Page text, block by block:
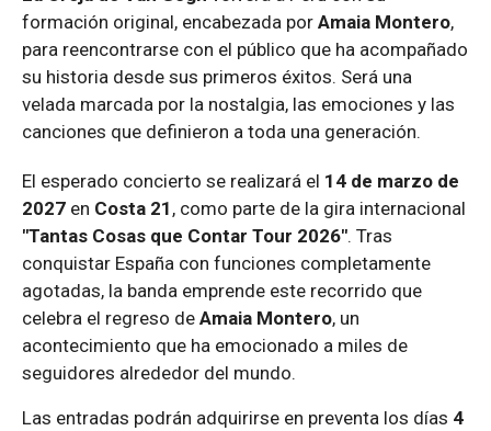
formación original, encabezada por Amaia Montero,
para reencontrarse con el público que ha acompañado
su historia desde sus primeros éxitos. Será una
velada marcada por la nostalgia, las emociones y las
canciones que definieron a toda una generación.
El esperado concierto se realizará el 14 de marzo de
2027 en Costa 21 , como parte de la gira internacional
"Tantas Cosas que Contar Tour 2026". Tras
conquistar España con funciones completamente
agotadas, la banda emprende este recorrido que
celebra el regreso de Amaia Montero, un
acontecimiento que ha emocionado a miles de
seguidores alrededor del mundo.
Las entradas podrán adquirirse en preventa los días 4